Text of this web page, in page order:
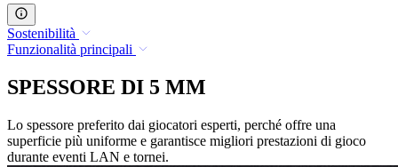
Sostenibilità
Funzionalità principali
SPESSORE DI 5 MM
Lo spessore preferito dai giocatori esperti, perché offre una
superficie più uniforme e garantisce migliori prestazioni di gioco
durante eventi LAN e tornei.